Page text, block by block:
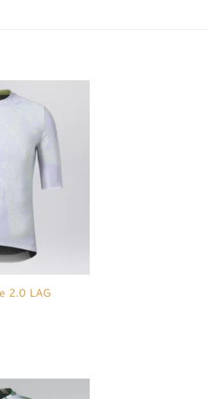
Adicionar
à lista de
2.0 LAG